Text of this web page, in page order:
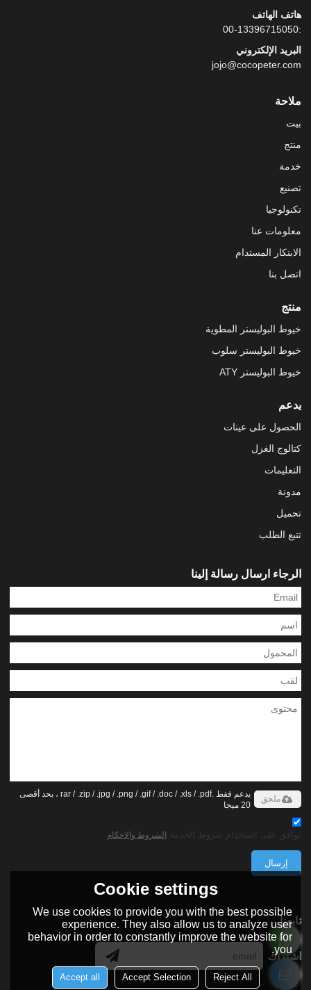
هاتف الهاتف
:00-13396715050
البريد الإلكتروني
jojo@cocopeter.com
ملاحة
بيت
منتج
خدمة
تصنيع
تكنولوجيا
معلومات عنا
الابتكار المستدام
اتصل بنا
منتج
خيوط البوليستر المطوية
خيوط البوليستر سلوب
خيوط البوليستر ATY
يدعم
الحصول على عينات
كتالوج الغزل
التعليمات
مدونة
تحميل
تتبع الطلب
الرجاء ارسال رسالة إلينا
يدعم فقط .rar / .zip / .jpg / .png / .gif / .doc / .xls / .pdf ، بحد أقصى
20 ميجا
ملحق
الشروط والاحكام
إرسال
تابعنا
اشتراك
Cookie settings
We use cookies to provide you with the best possible
experience. They also allow us to analyze user
behavior in order to constantly improve the website for
you.
Reject All
Accept Selection
Accept all